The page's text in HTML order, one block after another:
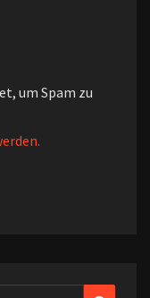
um Spam zu